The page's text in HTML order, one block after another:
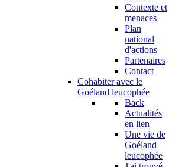
Contexte et
menaces
Plan
national
d'actions
Partenaires
Contact
Cohabiter avec le
Goéland leucophée
Back
Actualités
en lien
Une vie de
Goéland
leucophée